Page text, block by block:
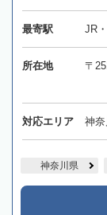
最寄駅 JR
所在地 〒
対応エリア 神奈
神奈川県